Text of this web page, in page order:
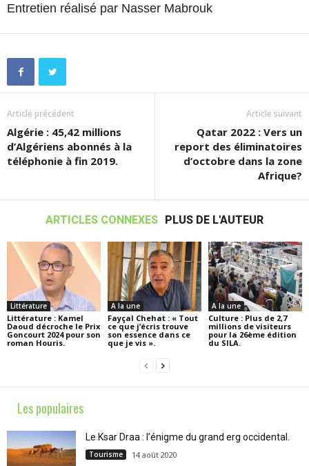
Entretien réalisé par Nasser Mabrouk
Article précédent
Algérie : 45,42 millions
d’Algériens abonnés à la
téléphonie à fin 2019.
Article suivant
Qatar 2022 : Vers un
report des éliminatoires
d’octobre dans la zone
Afrique?
ARTICLES CONNEXES PLUS DE L'AUTEUR
Littérature
Littérature : Kamel
Daoud décroche le Prix
Goncourt 2024 pour son
roman Houris.
A la une
Fayçal Chehat : « Tout
ce que j’écris trouve
son essence dans ce
que je vis ».
A la une
Culture : Plus de 2,7
millions de visiteurs
pour la 26ème édition
du SILA.
Les populaires
Le Ksar Draa : l’énigme du grand erg occidental.
Tourisme 14 août 2020